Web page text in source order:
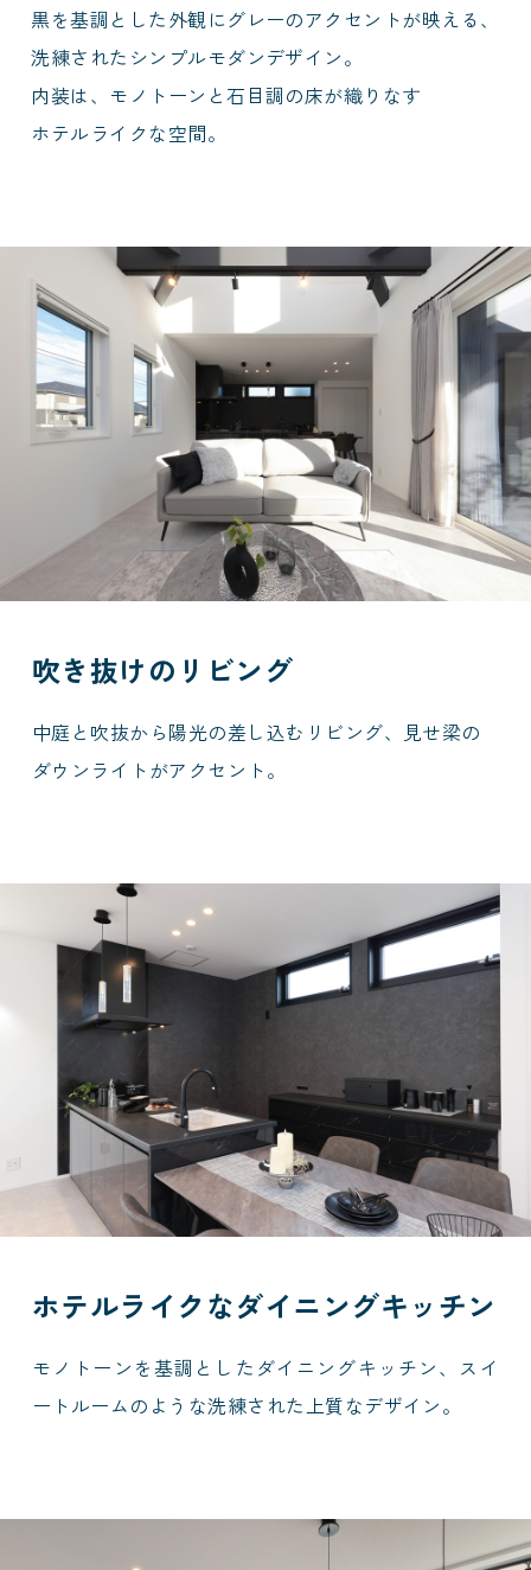
黒を基調とした外観にグレーのアクセントが映える、
洗練されたシンプルモダンデザイン。
内装は、モノトーンと石目調の床が織りなす
ホテルライクな空間。
吹き抜けのリビング
中庭と吹抜から陽光の差し込むリビング、見せ梁の
ダウンライトがアクセント。
ホテルライクなダイニングキッチン
モノトーンを基調としたダイニングキッチン、スイ
ートルームのような洗練された上質なデザイン。